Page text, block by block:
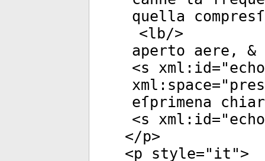
quella
<lb/>
aperto aere, &
<s xml:id="
xml:space="
eſprimena
<s xml:id="
</p>
<p style=" it ">